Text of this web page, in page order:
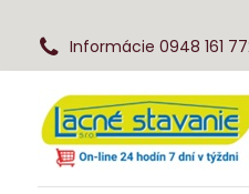
Informácie 0948 161